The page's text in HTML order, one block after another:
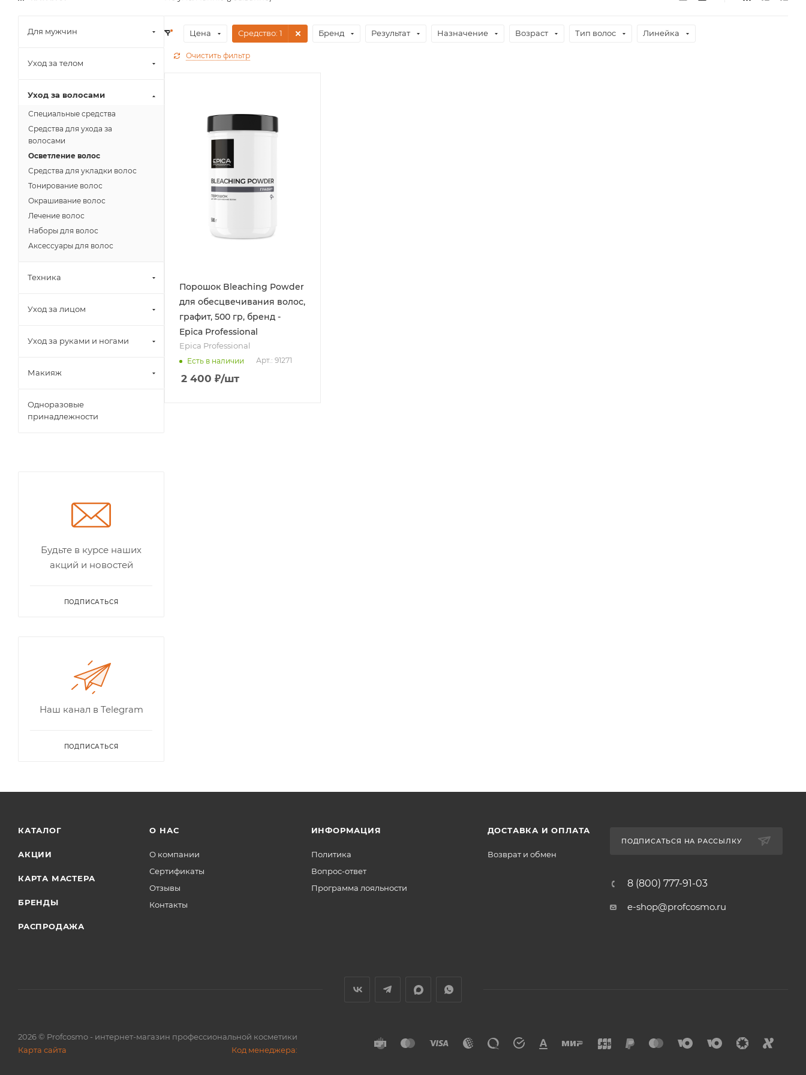
Цена Средство: 1 Бренд Результат Назначение Возраст Тип волос Линейка
Очистить фильтр
Порошок Bleaching Powder
для обесцвечивания волос,
графит, 500 гр, бренд -
Epica Professional
Epica Professional
Есть в наличии Арт.: 91271
2 400 ₽/шт
Для мужчин
Уход за телом
Уход за волосами
Специальные средства
Средства для ухода за
волосами
Осветление волос
Средства для укладки волос
Тонирование волос
Окрашивание волос
Лечение волос
Наборы для волос
Аксессуары для волос
Техника
Уход за лицом
Уход за руками и ногами
Макияж
Одноразовые
принадлежности
Будьте в курсе наших
акций и новостей
ПОДПИСАТЬСЯ
Наш канал в Telegram
ПОДПИСАТЬСЯ
КАТАЛОГ
АКЦИИ
КАРТА МАСТЕРА
БРЕНДЫ
РАСПРОДАЖА
О НАС
О компании
Сертификаты
Отзывы
Контакты
ИНФОРМАЦИЯ
Политика
Вопрос-ответ
Программа лояльности
ДОСТАВКА И ОПЛАТА
Возврат и обмен
ПОДПИСАТЬСЯ НА РАССЫЛКУ
8 (800) 777-91-03
e-shop@profcosmo.ru
2026© Profcosmo - интернет-магазин профессиональной косметики
Карта сайта
Код менеджера: